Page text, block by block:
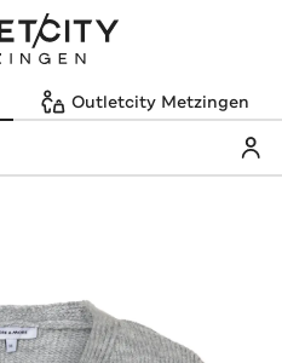
Outletcity Metzingen